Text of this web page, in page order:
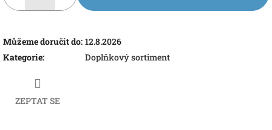
Můžeme doručit do: 12.8.2026
Kategorie: Doplňkový sortiment
ZEPTAT SE